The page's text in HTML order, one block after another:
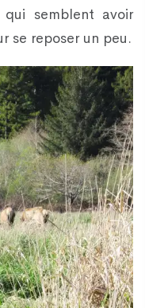
semblent avoir
se reposer un peu.